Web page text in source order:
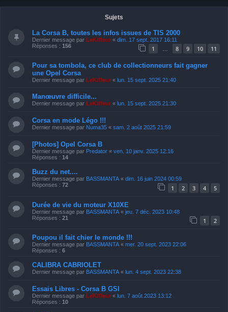
Sujets
La Corsa B, toutes les infos issues de TIS 2000
Dernier message par LeKiffeur « dim. 17 sept. 2017 16:11
Réponses : 156 1 8 9 10 11
Pour sa tombola, ce club de collectionneurs fait gagner
une Opel Corsa
Dernier message par LeKiffeur « lun. 15 sept. 2025 21:40
Manœuvre difficile...
Dernier message par LeKiffeur « lun. 15 sept. 2025 21:30
Corsa en mode Légo !!!
Dernier message par Numa35 « sam. 2 août 2025 21:59
[Photos] Opel Corsa B
Dernier message par Predator « ven. 10 janv. 2025 12:16
Réponses : 14
Buzz du net....
Dernier message par BASSMANTA « dim. 16 juin 2024 00:59
Réponses : 72 1 2 3 4 5
Durée de vie du moteur X10XE
Dernier message par BASSMANTA « jeu. 7 déc. 2023 10:48
Réponses : 21 1 2
Poupou il fait chier le monde !!!
Dernier message par BASSMANTA « mer. 20 sept. 2023 22:06
Réponses : 6
CALIBRA CABRIOLET
Dernier message par BASSMANTA « lun. 4 sept. 2023 22:38
Essais Libres - Corsa B GSI
Dernier message par LeKiffeur « lun. 7 août 2023 13:12
Réponses : 10